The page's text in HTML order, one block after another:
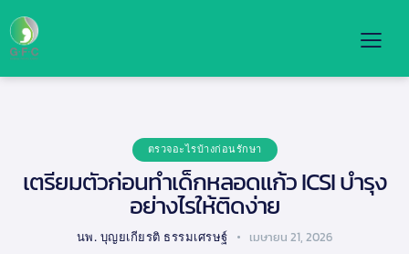
ตรวจอะไรบ้างก่อนรักษา
เตรียมตัวก่อนทำเด็กหลอดแก้ว ICSI บำรุง
อย่างไรให้ติดง่าย
นพ. บุญยเกียรติ ธรรมเศรษฐ์ เมษายน 21, 2026